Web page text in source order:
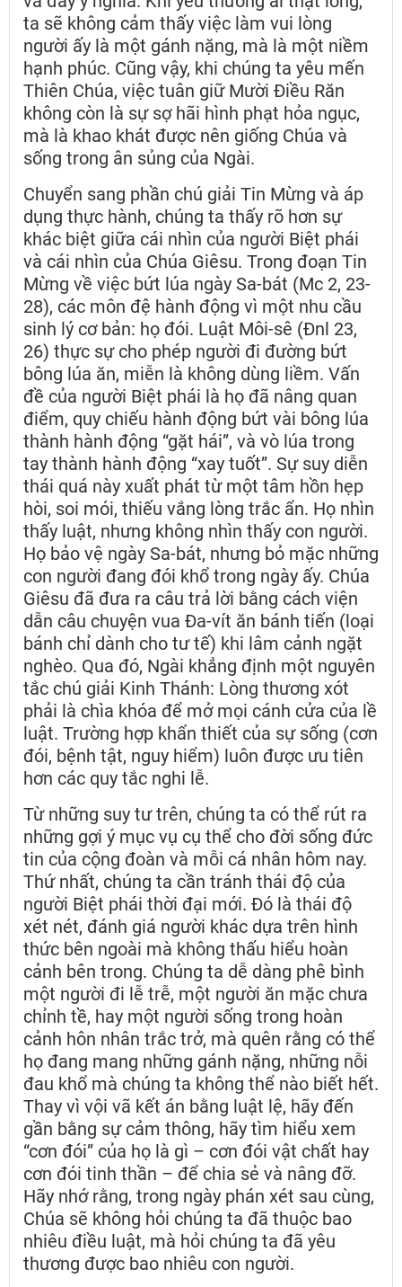
ta sẽ không cảm thấy việc làm vui lòng
người ấy là một gánh nặng, mà là một niềm
hạnh phúc. Cũng vậy, khi chúng ta yêu mến
Thiên Chúa, việc tuân giữ Mười Điều Răn
không còn là sự sợ hãi hình phạt hỏa ngục,
mà là khao khát được nên giống Chúa và
sống trong ân sủng của Ngài.
Chuyển sang phần chú giải Tin Mừng và áp
dụng thực hành, chúng ta thấy rõ hơn sự
khác biệt giữa cái nhìn của người Biệt phái
và cái nhìn của Chúa Giêsu. Trong đoạn Tin
Mừng về việc bứt lúa ngày Sa-bát (Mc 2, 23-
28), các môn đệ hành động vì một nhu cầu
sinh lý cơ bản: họ đói. Luật Môi-sê (Đnl 23,
26) thực sự cho phép người đi đường bứt
bông lúa ăn, miễn là không dùng liềm. Vấn
đề của người Biệt phái là họ đã nâng quan
điểm, quy chiếu hành động bứt vài bông lúa
thành hành động “gặt hái”, và vò lúa trong
tay thành hành động “xay tuốt”. Sự suy diễn
thái quá này xuất phát từ một tâm hồn hẹp
hòi, soi mói, thiếu vắng lòng trắc ẩn. Họ nhìn
thấy luật, nhưng không nhìn thấy con người.
Họ bảo vệ ngày Sa-bát, nhưng bỏ mặc những
con người đang đói khổ trong ngày ấy. Chúa
Giêsu đã đưa ra câu trả lời bằng cách viện
dẫn câu chuyện vua Đa-vít ăn bánh tiến (loại
bánh chỉ dành cho tư tế) khi lâm cảnh ngặt
nghèo. Qua đó, Ngài khẳng định một nguyên
tắc chú giải Kinh Thánh: Lòng thương xót
phải là chìa khóa để mở mọi cánh cửa của lề
luật. Trường hợp khẩn thiết của sự sống (cơn
đói, bệnh tật, nguy hiểm) luôn được ưu tiên
hơn các quy tắc nghi lễ.
Từ những suy tư trên, chúng ta có thể rút ra
những gợi ý mục vụ cụ thể cho đời sống đức
tin của cộng đoàn và mỗi cá nhân hôm nay.
Thứ nhất, chúng ta cần tránh thái độ của
người Biệt phái thời đại mới. Đó là thái độ
xét nét, đánh giá người khác dựa trên hình
thức bên ngoài mà không thấu hiểu hoàn
cảnh bên trong. Chúng ta dễ dàng phê bình
một người đi lễ trễ, một người ăn mặc chưa
chỉnh tề, hay một người sống trong hoàn
cảnh hôn nhân trắc trở, mà quên rằng có thể
họ đang mang những gánh nặng, những nỗi
đau khổ mà chúng ta không thể nào biết hết.
Thay vì vội vã kết án bằng luật lệ, hãy đến
gần bằng sự cảm thông, hãy tìm hiểu xem
“cơn đói” của họ là gì – cơn đói vật chất hay
cơn đói tinh thần – để chia sẻ và nâng đỡ.
Hãy nhớ rằng, trong ngày phán xét sau cùng,
Chúa sẽ không hỏi chúng ta đã thuộc bao
nhiêu điều luật, mà hỏi chúng ta đã yêu
thương được bao nhiêu con người.